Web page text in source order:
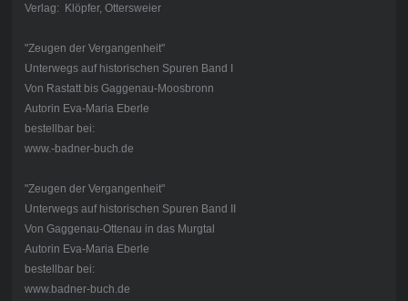
Verlag: Klöpfer, Ottersweier
"Zeugen der Vergangenheit"
Unterwegs auf historischen Spuren Band I
Von Rastatt bis Gaggenau-Moosbronn
Autorin Eva-Maria Eberle
bestellbar bei:
www.-badner-buch.de
"Zeugen der Vergangenheit"
Unterwegs auf historischen Spuren Band II
Von Gaggenau-Ottenau in das Murgtal
Autorin Eva-Maria Eberle
bestellbar bei:
www.badner-buch.de